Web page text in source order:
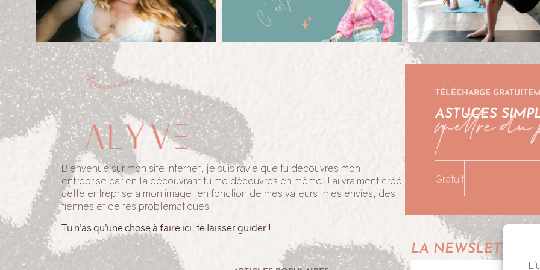
Bienvenue sur mon site internet, je suis ravie que tu découvres mon
entreprise car en la découvrant tu me découvres en même. J’ai vraiment créé
cette entreprise à mon image, en fonction de mes valeurs, mes envies, des
tiennes et de tes problématiques.
Tu n’as qu’une chose à faire ici, te laisser guider !
TÉLÉCHARGE
ASTUCES
mettre
!
Gratuit
LA NEWSLETTER